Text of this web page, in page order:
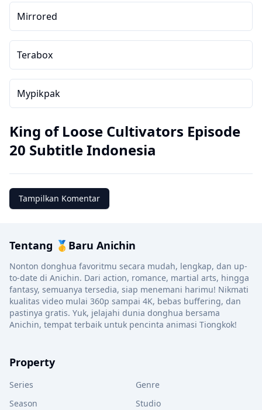
Mirrored
Terabox
Mypikpak
King of Loose Cultivators Episode
20 Subtitle Indonesia
Tampilkan Komentar
Tentang 🥇Baru Anichin
Nonton donghua favoritmu secara mudah, lengkap, dan up-
to-date di Anichin. Dari action, romance, martial arts, hingga
fantasy, semuanya tersedia, siap menemani harimu! Nikmati
kualitas video mulai 360p sampai 4K, bebas buffering, dan
pastinya gratis. Yuk, jelajahi dunia donghua bersama
Anichin, tempat terbaik untuk pencinta animasi Tiongkok!
Property
Series
Genre
Season
Studio